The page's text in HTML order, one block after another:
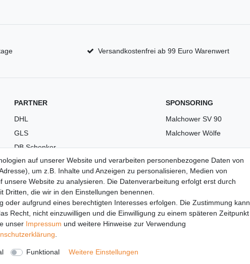
Versandkostenfrei ab 99 Euro Warenwert
PARTNER
DHL
GLS
DB Schenker
PaketPLUS
SPONSORING
Malchower SV 90
Malchower Wölfe
auf unserer Website und verarbeiten personenbezogene Daten von
um z.B. Inhalte und Anzeigen zu personalisieren, Medien von
Website zu analysieren. Die Datenverarbeitung erfolgt erst durch
die wir in den Einstellungen benennen.
oder aufgrund eines berechtigten Interesses erfolgen. Die Zustimmung kann
Recht, nicht einzuwilligen und die Einwilligung zu einem späteren Zeitpunkt
unser Impressum und weitere Hinweise zur Verwendung
Funktional Weitere Einstellungen